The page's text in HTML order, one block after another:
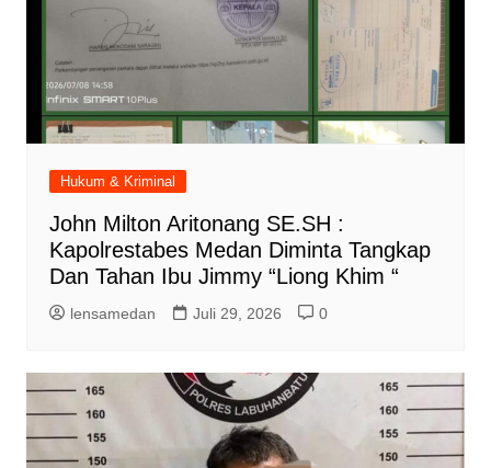
Hukum & Kriminal
John Milton Aritonang SE.SH :
Kapolrestabes Medan Diminta Tangkap
Dan Tahan Ibu Jimmy “Liong Khim “
lensamedan Juli 29, 2026 0